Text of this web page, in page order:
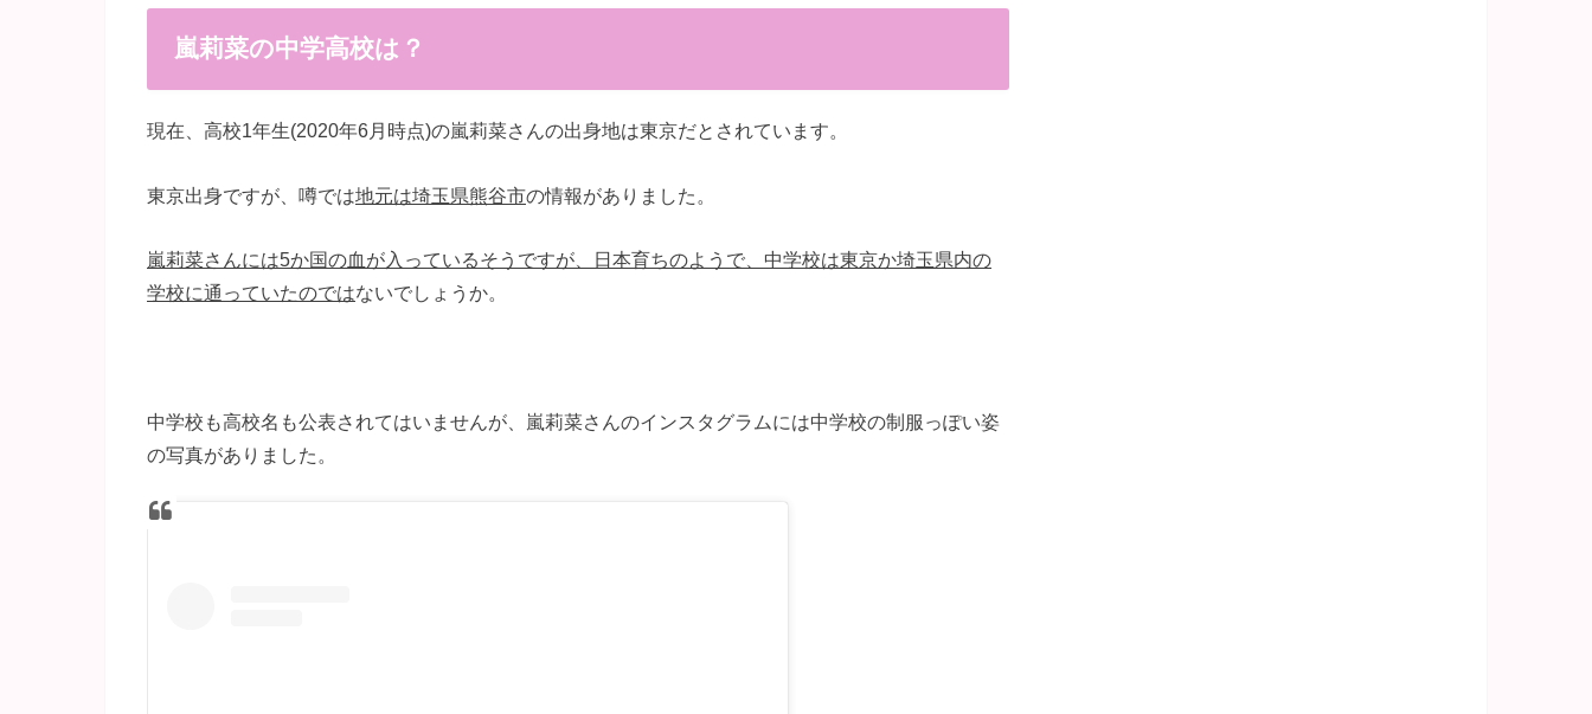
嵐莉菜の中学高校は？
現在、高校1年生(2020年6月時点)の嵐莉菜さんの出身地は東京だとされています。
東京出身ですが、噂では地元は埼玉県熊谷市の情報がありました。
嵐莉菜さんには5か国の血が入っているそうですが、日本育ちのようで、中学校は東京か埼玉県内の
学校に通っていたのではないでしょうか。
中学校も高校名も公表されてはいませんが、嵐莉菜さんのインスタグラムには中学校の制服っぽい姿
の写真がありました。